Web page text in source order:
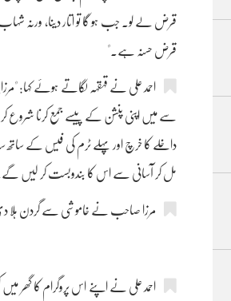
قرض لے لو۔ جب ہو گا تو اتار دینا، ورنہ
قرض حسنہ ہے۔"
احمد علی نے قہقہہ لگاتے ہوئے
سے میں اپنی پنشن کے پیسے جمع کرنا
داخلے کا خرچ اور پہلے ٹرم کی فیس کے ساتھ
مل کر آسانی سے اس کا بندوبست کر لیں
مرزا صاحب نے خاموشی سے گردن ہلا
احمد علی نے اپنے اس پروگرام کا گھر